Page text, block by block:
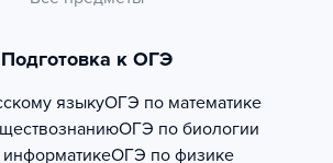
Подготовка к ОГЭ
языкуОГЭ по математике
ОГЭ по биологии
ОГЭ по физике